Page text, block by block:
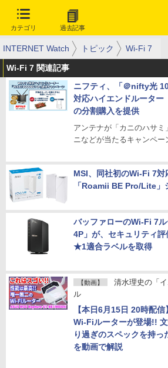
カテゴリ 過去記事
INTERNET Watch トピック Wi-Fi 7
Wi-Fi 7 関連記事
ニフティ、「＠nifty光
対応ハイエンドルーター
の分割購入を提供
アンテナが「カニのハサミ
ニなどが当たるキャンペー
MSI、同社初のWi-Fi 7対
「Roamii BE Pro/Lite」
バッファローのWi-Fi 7
4P」が、セキュリティ評
★1適合ラベルを取得
【動画】
清水理史の「
ル
【本日6月15日 20時配
Wi-Fiルーターが登場!!
り過ぎのスペックを持っ
を動画で解説